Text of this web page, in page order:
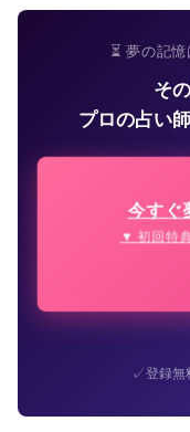
⏳ 夢の記
そ
プロの占い
今すぐ
▼ 初回特
✓登録無